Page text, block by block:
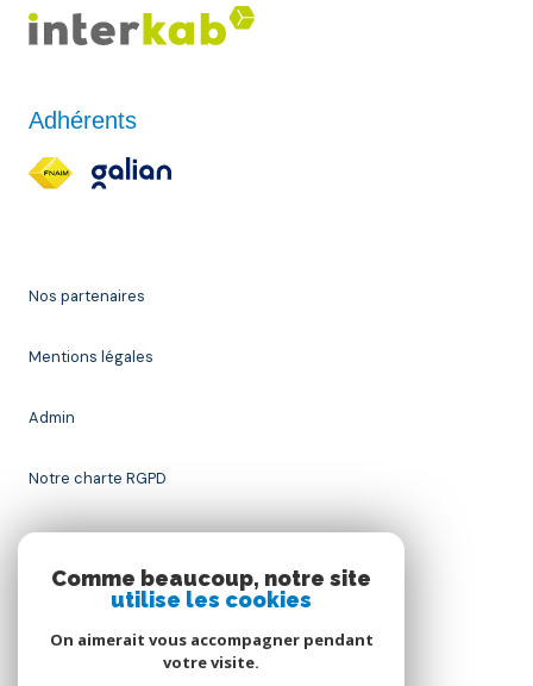
Adhérents
Nos partenaires
Mentions légales
Admin
Notre charte RGPD
Nos honoraires
Politique RGPD
Comme beaucoup, notre site
utilise les cookies
On aimerait vous accompagner pendant
votre visite.